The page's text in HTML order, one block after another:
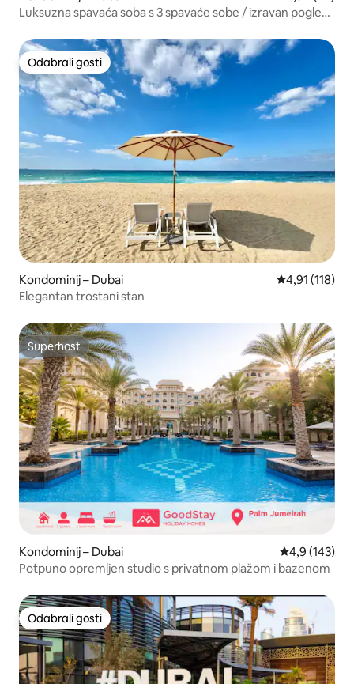
Luksuzna spavaća soba s 3 spavaće sobe / izravan pogled
Odabrali gosti
Odabrali gosti
Kondominij – Dubai Prosječna
4,91 (118)
Elegantan trostani stan
Superhost
Superhost
Kondominij – Dubai Prosječna
4,9 (143)
Potpuno opremljen studio s privatnom plažom i bazenom
Odabrali gosti
Odabrali gosti